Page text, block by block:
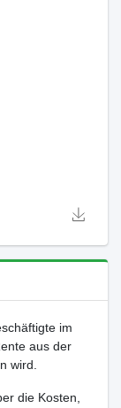
im
aus der
wird.
die Kosten,